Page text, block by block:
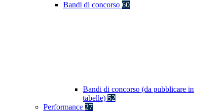
Bandi di concorso 60
Bandi di concorso (da pubblicare in
tabelle) 52
Performance 27